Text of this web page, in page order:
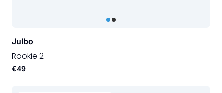
Julbo
Rookie 2
€49